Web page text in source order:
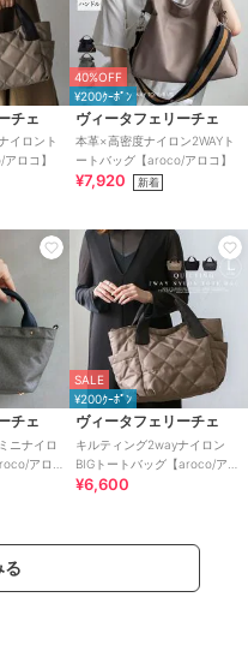
チェ
イロント
ロコ】
40%OFF
¥200ｸｰﾎﾟﾝ
ヴィータフェリーチェ
本革×高密度ナイロン2WAYト
ートバッグ【aroco/アロコ】
¥7,920 新着
チェ
ニナイロ
アロ
SALE
¥200ｸｰﾎﾟﾝ
ヴィータフェリーチェ
キルティング2wayナイロン
BIGトートバッグ【aroco/アロ
コ】
¥6,600
る